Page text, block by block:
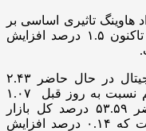
هاوینگ تاثیری اساسی بر
قیمت بیت‌کوین نداشته و از آن زمان تاکنون ۱.۵ درصد افزایش
مجموع ارزش بازار جهانی ارزهای دیجیتال در حال حاضر ۲.۴۳
تریلیون دلار برآورد می‌شود که این رقم نسبت به روز قبل ۱.۰۷
درصد بیشتر شده است. در حال حاضر ۵۳.۵۹ درصد کل بازار
ارزهای دیجیتال در اختیار بیت‌کوین است که ۰.۱۴ درصد افزایش